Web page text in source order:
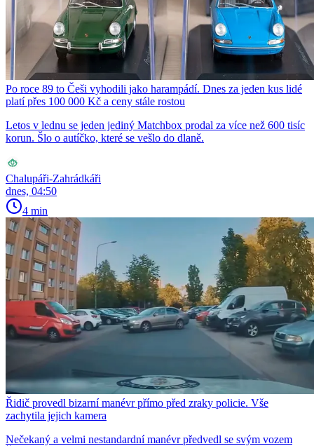
Po roce 89 to Češi vyhodili jako harampádí. Dnes za jeden kus lidé
platí přes 100 000 Kč a ceny stále rostou
Letos v lednu se jeden jediný Matchbox prodal za více než 600 tisíc
korun. Šlo o autíčko, které se vešlo do dlaně.
Chalupáři-Zahrádkáři
dnes, 04:50
4 min
Řidič provedl bizarní manévr přímo před zraky policie. Vše
zachytila jejich kamera
Nečekaný a velmi nestandardní manévr předvedl se svým vozem